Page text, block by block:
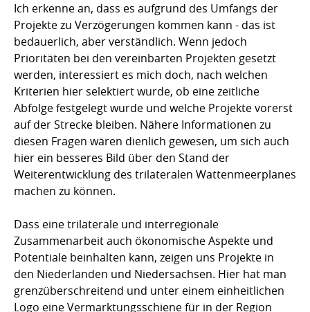
Ich erkenne an, dass es aufgrund des Umfangs der
Projekte zu Verzögerungen kommen kann - das ist
bedauerlich, aber verständlich. Wenn jedoch
Prioritäten bei den vereinbarten Projekten gesetzt
werden, interessiert es mich doch, nach welchen
Kriterien hier selektiert wurde, ob eine zeitliche
Abfolge festgelegt wurde und welche Projekte vorerst
auf der Strecke bleiben. Nähere Informationen zu
diesen Fragen wären dienlich gewesen, um sich auch
hier ein besseres Bild über den Stand der
Weiterentwicklung des trilateralen Wattenmeerplanes
machen zu können.
Dass eine trilaterale und interregionale
Zusammenarbeit auch ökonomische Aspekte und
Potentiale beinhalten kann, zeigen uns Projekte in
den Niederlanden und Niedersachsen. Hier hat man
grenzüberschreitend und unter einem einheitlichen
Logo eine Vermarktungsschiene für in der Region